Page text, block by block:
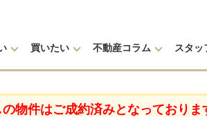
買いたい 不動産コラム スタッ
物件はご成約済みとなっておりま